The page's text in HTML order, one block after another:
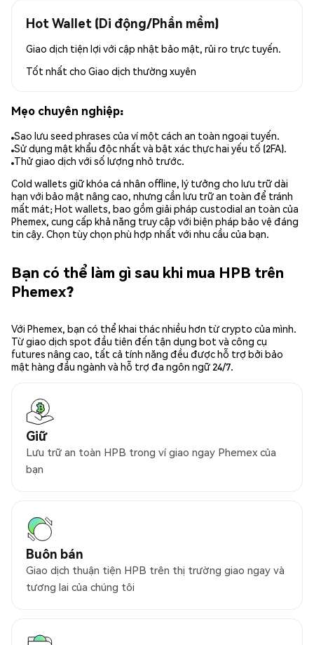
Hot Wallet (Di động/Phần mềm)
Giao dịch tiện lợi với cập nhật bảo mật, rủi ro trực tuyến.
Tốt nhất cho Giao dịch thường xuyên
Mẹo chuyên nghiệp:
Sao lưu seed phrases của ví một cách an toàn ngoại tuyến.
Sử dụng mật khẩu độc nhất và bật xác thực hai yếu tố (2FA).
Thử giao dịch với số lượng nhỏ trước.
Cold wallets giữ khóa cá nhân offline, lý tưởng cho lưu trữ dài
hạn với bảo mật nâng cao, nhưng cần lưu trữ an toàn để tránh
mất mát; Hot wallets, bao gồm giải pháp custodial an toàn của
Phemex, cung cấp khả năng truy cập với biện pháp bảo vệ đáng
tin cậy. Chọn tùy chọn phù hợp nhất với nhu cầu của bạn.
Bạn có thể làm gì sau khi mua HPB trên
Phemex?
Với Phemex, bạn có thể khai thác nhiều hơn từ crypto của mình.
Từ giao dịch spot đầu tiên đến tận dụng bot và công cụ
futures nâng cao, tất cả tính năng đều được hỗ trợ bởi bảo
mật hàng đầu ngành và hỗ trợ đa ngôn ngữ 24/7.
Giữ
Lưu trữ an toàn HPB trong ví giao ngay Phemex của
bạn
Buôn bán
Giao dịch thuận tiện HPB trên thị trường giao ngay và
tương lai của chúng tôi